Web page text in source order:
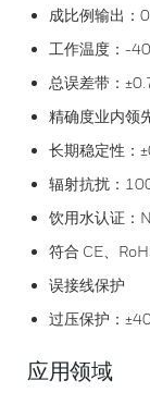
成比例输出：
工作温度：-
总误差带：
精确度业内领
长期稳定性：
辐射抗扰：
饮用水认证：
符合 CE、
误接线保护
过压保护：
应用领域